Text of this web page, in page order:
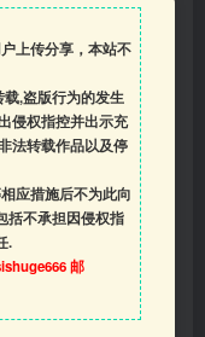
上传分享，本站不
载,盗版行为的发生
侵权指控并出示充
法转载作品以及停
应措施后不为此向
括不承担因侵权指
.
邮